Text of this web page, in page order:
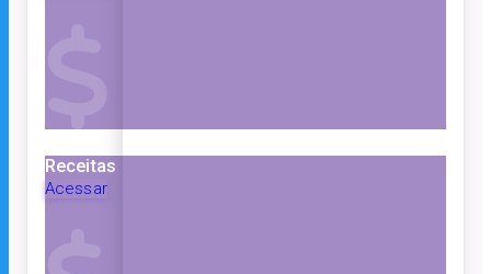
Receitas
Acessar